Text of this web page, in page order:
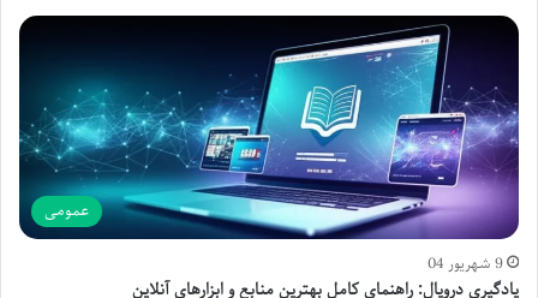
عمومی
9 شهریور 04
یادگیری دروپال: راهنمای کامل بهترین منابع و ابزارهای آنلاین